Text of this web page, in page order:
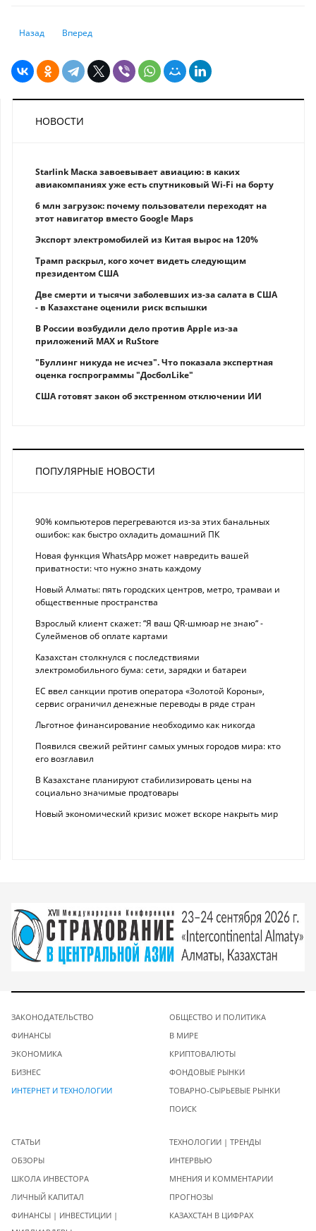
Предыдущий: Второй случай индийского штамма в Алматы - заболел
Назад Следующий: Новый учебный год в Казахстане начнется в
Вперед
НОВОСТИ
Starlink Маска завоевывает авиацию: в каких
авиакомпаниях уже есть спутниковый Wi-Fi на борту
6 млн загрузок: почему пользователи переходят на
этот навигатор вместо Google Maps
Экспорт электромобилей из Китая вырос на 120%
Трамп раскрыл, кого хочет видеть следующим
президентом США
Две смерти и тысячи заболевших из-за салата в США
- в Казахстане оценили риск вспышки
В России возбудили дело против Apple из-за
приложений MAX и RuStore
"Буллинг никуда не исчез". Что показала экспертная
оценка госпрограммы "ДосболLike"
США готовят закон об экстренном отключении ИИ
ПОПУЛЯРНЫЕ НОВОСТИ
90% компьютеров перегреваются из-за этих банальных
ошибок: как быстро охладить домашний ПК
Новая функция WhatsApp может навредить вашей
приватности: что нужно знать каждому
Новый Алматы: пять городских центров, метро, трамваи и
общественные пространства
Взрослый клиент скажет: “Я ваш QR-шмюар не знаю“ -
Сулейменов об оплате картами
Казахстан столкнулся с последствиями
электромобильного бума: сети, зарядки и батареи
ЕС ввел санкции против оператора «Золотой Короны»,
сервис ограничил денежные переводы в ряде стран
Льготное финансирование необходимо как никогда
Появился свежий рейтинг самых умных городов мира: кто
его возглавил
В Казахстане планируют стабилизировать цены на
социально значимые продтовары
Новый экономический кризис может вскоре накрыть мир
ЗАКОНОДАТЕЛЬСТВО
ФИНАНСЫ
ЭКОНОМИКА
БИЗНЕС
ИНТЕРНЕТ И ТЕХНОЛОГИИ
ОБЩЕСТВО И ПОЛИТИКА
В МИРЕ
КРИПТОВАЛЮТЫ
ФОНДОВЫЕ РЫНКИ
ТОВАРНО-СЫРЬЕВЫЕ РЫНКИ
ПОИСК
СТАТЬИ
ОБЗОРЫ
ШКОЛА ИНВЕСТОРА
ЛИЧНЫЙ КАПИТАЛ
ФИНАНСЫ | ИНВЕСТИЦИИ |
ТЕХНОЛОГИИ | ТРЕНДЫ
ИНТЕРВЬЮ
МНЕНИЯ И КОММЕНТАРИИ
ПРОГНОЗЫ
КАЗАХСТАН В ЦИФРАХ